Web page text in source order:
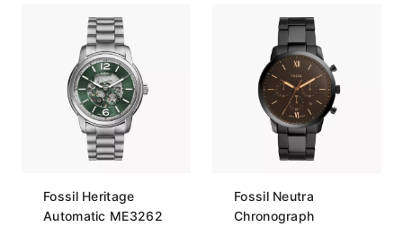
Fossil Heritage
Automatic ME3262
Fossil Neutra
Chronograph